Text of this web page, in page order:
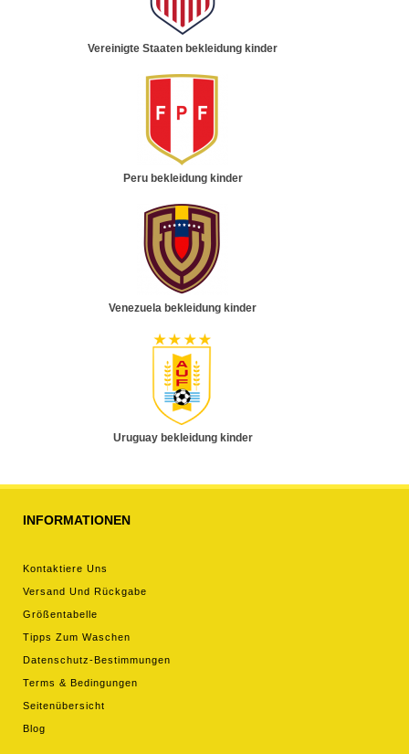
Vereinigte Staaten bekleidung kinder
Peru bekleidung kinder
Venezuela bekleidung kinder
Uruguay bekleidung kinder
INFORMATIONEN
Kontaktiere Uns
Versand Und Rückgabe
Größentabelle
Tipps Zum Waschen
Datenschutz-Bestimmungen
Terms & Bedingungen
Seitenübersicht
Blog